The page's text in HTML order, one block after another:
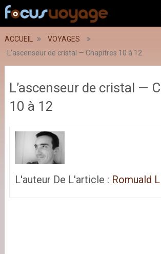
ACCUEIL
VOYAGES
L’ascenseur de cristal — Chapitres 10 à 12
L’ascenseur de cristal —
10 à 12
L'auteur De L'article : Romuald